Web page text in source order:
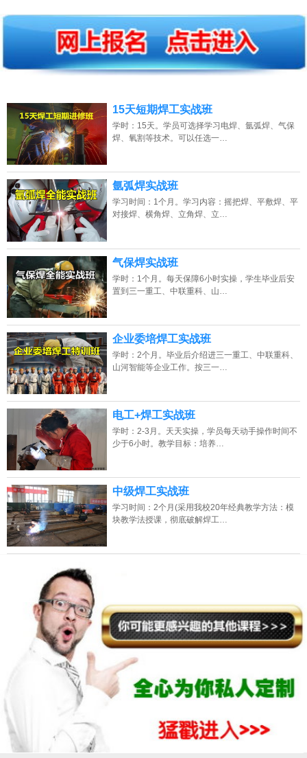
2026年8月9号_江西_潘同学（184****6407）报名:【电动工具维修实战班】
2026年8月9号_海南_卢同学（184****1001）报名:【瓦工全能实战班】
2026年8月9号_河南_杨同学（158****5102）报名:【电动车维修实战班】
2026年8月9号_山西_朱同学（130****6459）报名:【板卡级电脑维修实战
班】
2026年8月9号_山西_朱同学（130****3935）报名:
班】
2026年8月9号_广西_胡同学（186****2646）报名:【电动工具维修实战班】
2026年8月9号_河北_胡同学（137****3257）报名:
2026年8月9号_重庆_韩同学（134****3617）报名:
2026年8月9号_浙江_钟同学（150****7429）报名:【电子维修大专实战班】
15天短期焊工实战班
学时：15天。学员可选择学习电焊、氩弧焊、气保
焊、氧割等技术。可以任选一…
氩弧焊实战班
学习时间：1个月。学习内容：摇把焊、平敷焊、平
对接焊、横角焊、立角焊、立…
气保焊实战班
学时：1个月。每天保障6小时实操，学生毕业后安
置到三一重工、中联重科、山…
企业委培焊工实战班
学时：2个月。毕业后介绍进三一重工、中联重科、
山河智能等企业工作。按三一…
电工+焊工实战班
学时：2-3月。天天实操，学员每天动手操作时间不
少于6小时。教学目标：培养…
中级焊工实战班
学习时间：2个月(采用我校20年经典教学方法：模
块教学法授课，彻底破解焊工…